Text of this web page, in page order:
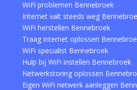
WiFi problemen Bennebroek
Internet valt steeds weg
WiFi herstellen Bennebroek
Traag internet oplossen
WiFi specialist Bennebroek
Hulp bij WiFi instellen Bennebroek
Netwerkstoring oplossen
Eigen WiFi netwerk aanleggen